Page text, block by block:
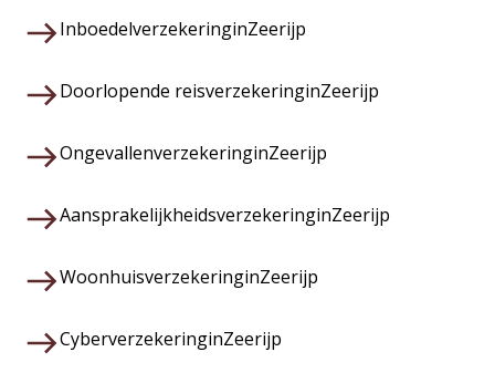
InboedelverzekeringinZeerijp
Doorlopende reisverzekeringinZeerijp
OngevallenverzekeringinZeerijp
AansprakelijkheidsverzekeringinZeerijp
WoonhuisverzekeringinZeerijp
CyberverzekeringinZeerijp